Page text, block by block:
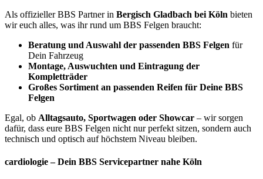
Als offizieller BBS Partner in Bergisch Gladbach bei Köln bieten
wir euch alles, was ihr rund um BBS Felgen braucht:
Beratung und Auswahl der passenden BBS Felgen für
Dein Fahrzeug
Montage, Auswuchten und Eintragung der
Kompletträder
Großes Sortiment an passenden Reifen für Deine BBS
Felgen
Egal, ob Alltagsauto, Sportwagen oder Showcar – wir sorgen
dafür, dass eure BBS Felgen nicht nur perfekt sitzen, sondern auch
technisch und optisch auf höchstem Niveau bleiben.
cardiologie – Dein BBS Servicepartner nahe Köln